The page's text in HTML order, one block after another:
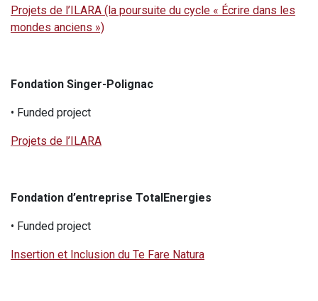
Projets de l’ILARA (la poursuite du cycle « Écrire dans les
mondes anciens »)
Fondation Singer-Polignac
• Funded project
Projets de l’ILARA
Fondation d’entreprise TotalEnergies
• Funded project
Insertion et Inclusion du Te Fare Natura